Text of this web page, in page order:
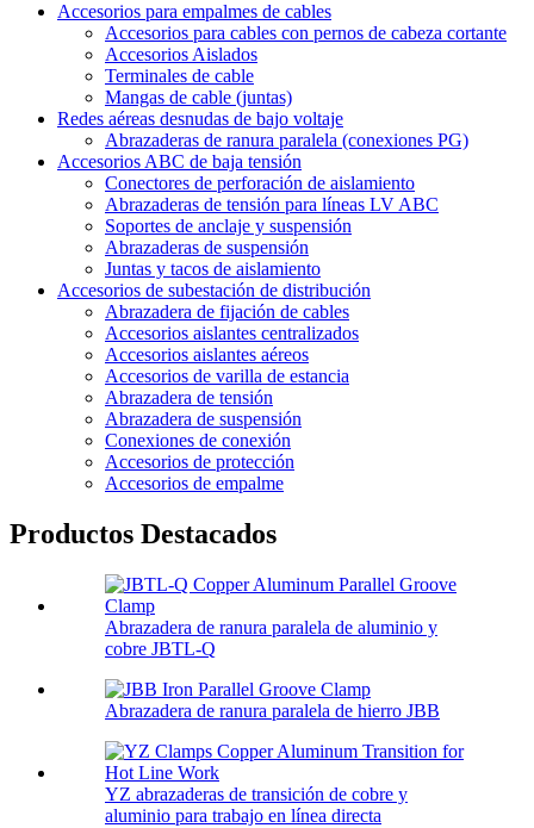
Accesorios para empalmes de cables
Accesorios para cables con pernos de cabeza cortante
Accesorios Aislados
Terminales de cable
Mangas de cable (juntas)
Redes aéreas desnudas de bajo voltaje
Abrazaderas de ranura paralela (conexiones PG)
Accesorios ABC de baja tensión
Conectores de perforación de aislamiento
Abrazaderas de tensión para líneas LV ABC
Soportes de anclaje y suspensión
Abrazaderas de suspensión
Juntas y tacos de aislamiento
Accesorios de subestación de distribución
Abrazadera de fijación de cables
Accesorios aislantes centralizados
Accesorios aislantes aéreos
Accesorios de varilla de estancia
Abrazadera de tensión
Abrazadera de suspensión
Conexiones de conexión
Accesorios de protección
Accesorios de empalme
Productos Destacados
Abrazadera de ranura paralela de aluminio y
cobre JBTL-Q
Abrazadera de ranura paralela de hierro JBB
YZ abrazaderas de transición de cobre y
aluminio para trabajo en línea directa